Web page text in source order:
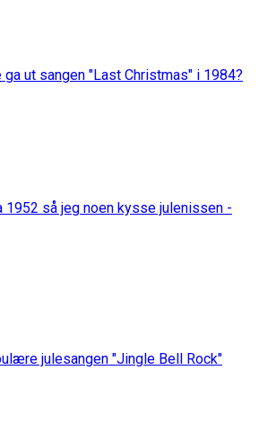
ut sangen "Last Christmas" i 1984?
1952 så jeg noen kysse julenissen -
julesangen "Jingle Bell Rock"